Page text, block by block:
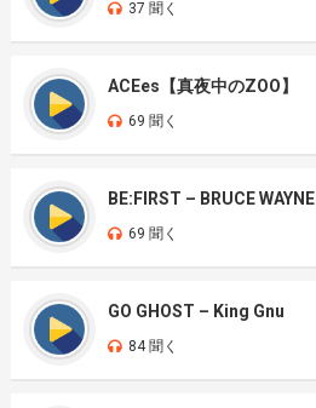
37 聞く
ACEes【真夜中のZOO】
69 聞く
BE:FIRST – BRUCE WAYNE
69 聞く
GO GHOST – King Gnu
84 聞く